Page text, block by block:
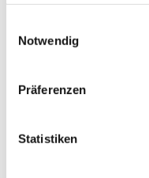
Notwendig
Präferenzen
Statistiken